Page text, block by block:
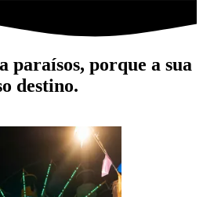
paraísos, porque a sua
destino.